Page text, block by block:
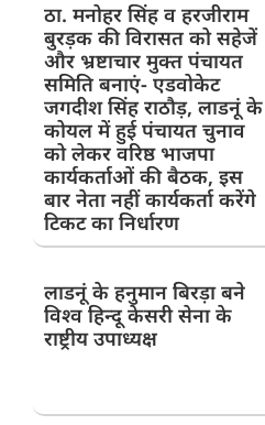
ठा. मनोहर सिंह व हरजीराम
बुरड़क की विरासत को सहेजें
और भ्रष्टाचार मुक्त पंचायत
समिति बनाएं- एडवोकेट
जगदीश सिंह राठौड़, लाडनूं के
कोयल में हुई पंचायत चुनाव
को लेकर वरिष्ठ भाजपा
कार्यकर्ताओं की बैठक, इस
बार नेता नहीं कार्यकर्ता करेंगे
टिकट का निर्धारण
लाडनूं के हनुमान बिरड़ा बने
विश्व हिन्दू केसरी सेना के
राष्ट्रीय उपाध्यक्ष